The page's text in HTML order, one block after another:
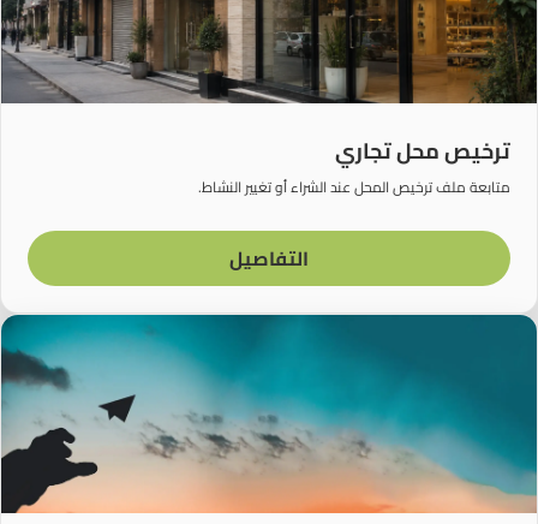
ترخيص محل تجاري
متابعة ملف ترخيص المحل عند الشراء أو تغيير النشاط.
التفاصيل